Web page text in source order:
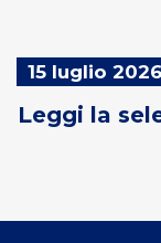
15 luglio 2026
Leggi la